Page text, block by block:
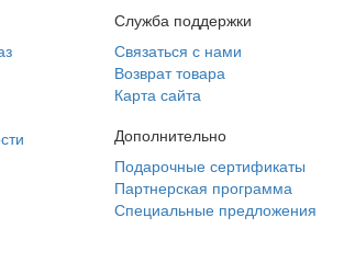
Служба поддержки
Связаться с нами
Возврат товара
Карта сайта
Дополнительно
Подарочные сертификаты
Партнерская программа
Специальные предложения